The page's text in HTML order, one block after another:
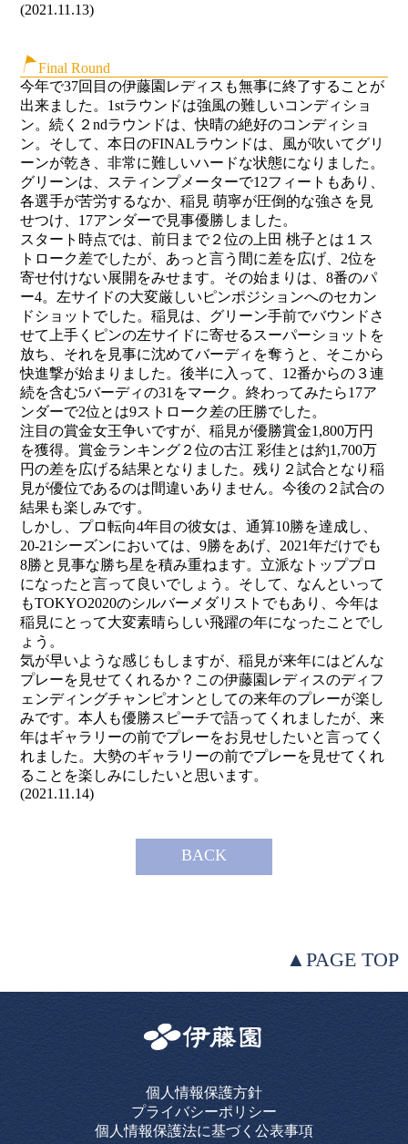
(2021.11.13)
Final Round
今年で37回目の伊藤園レディスも無事に終了することが
出来ました。1stラウンドは強風の難しいコンディショ
ン。続く２ndラウンドは、快晴の絶好のコンディショ
ン。そして、本日のFINALラウンドは、風が吹いてグリ
ーンが乾き、非常に難しいハードな状態になりました。
グリーンは、スティンプメーターで12フィートもあり、
各選手が苦労するなか、稲見 萌寧が圧倒的な強さを見
せつけ、17アンダーで見事優勝しました。
スタート時点では、前日まで２位の上田 桃子とは１ス
トローク差でしたが、あっと言う間に差を広げ、2位を
寄せ付けない展開をみせます。その始まりは、8番のパ
ー4。左サイドの大変厳しいピンポジションへのセカン
ドショットでした。稲見は、グリーン手前でバウンドさ
せて上手くピンの左サイドに寄せるスーパーショットを
放ち、それを見事に沈めてバーディを奪うと、そこから
快進撃が始まりました。後半に入って、12番からの３連
続を含む5バーディの31をマーク。終わってみたら17ア
ンダーで2位とは9ストローク差の圧勝でした。
注目の賞金女王争いですが、稲見が優勝賞金1,800万円
を獲得。賞金ランキング２位の古江 彩佳とは約1,700万
円の差を広げる結果となりました。残り２試合となり稲
見が優位であるのは間違いありません。今後の２試合の
結果も楽しみです。
しかし、プロ転向4年目の彼女は、通算10勝を達成し、
20-21シーズンにおいては、9勝をあげ、2021年だけでも
8勝と見事な勝ち星を積み重ねます。立派なトッププロ
になったと言って良いでしょう。そして、なんといって
もTOKYO2020のシルバーメダリストでもあり、今年は
稲見にとって大変素晴らしい飛躍の年になったことでし
ょう。
気が早いような感じもしますが、稲見が来年にはどんな
プレーを見せてくれるか？この伊藤園レディスのディフ
ェンディングチャンピオンとしての来年のプレーが楽し
みです。本人も優勝スピーチで語ってくれましたが、来
年はギャラリーの前でプレーをお見せしたいと言ってく
れました。大勢のギャラリーの前でプレーを見せてくれ
ることを楽しみにしたいと思います。
(2021.11.14)
BACK
▲PAGE TOP
個人情報保護方針
プライバシーポリシー
個人情報保護法に基づく公表事項